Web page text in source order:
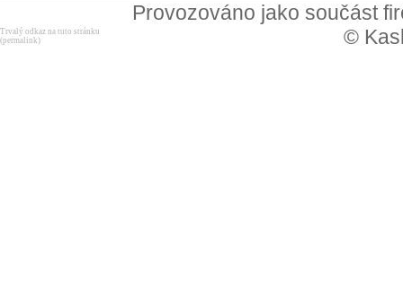
Provozováno jako součást
©
Trvalý odkaz na tuto stránku
(permalink)